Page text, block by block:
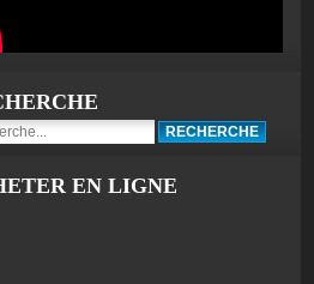
EN LIGNE